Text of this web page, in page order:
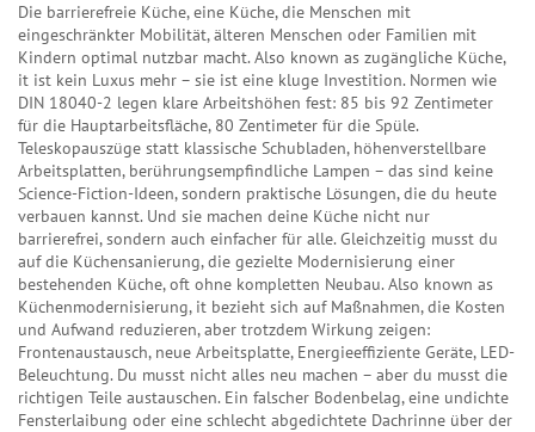
Die barrierefreie Küche,eine Küche, die Menschen mit
eingeschränkter Mobilität, älteren Menschen oder Familien mit
Kindern optimal nutzbar macht. Also known as zugängliche Küche,
it ist kein Luxus mehr – sie ist eine kluge Investition. Normen wie
DIN 18040-2 legen klare Arbeitshöhen fest: 85 bis 92 Zentimeter
für die Hauptarbeitsfläche, 80 Zentimeter für die Spüle.
Teleskopauszüge statt klassische Schubladen, höhenverstellbare
Arbeitsplatten, berührungsempfindliche Lampen – das sind keine
Science-Fiction-Ideen, sondern praktische Lösungen, die du heute
verbauen kannst. Und sie machen deine Küche nicht nur
barrierefrei, sondern auch einfacher für alle. Gleichzeitig musst du
auf die Küchensanierung,die gezielte Modernisierung einer
bestehenden Küche, oft ohne kompletten Neubau. Also known as
Küchenmodernisierung, it bezieht sich auf Maßnahmen, die Kosten
und Aufwand reduzieren, aber trotzdem Wirkung zeigen:
Frontenaustausch, neue Arbeitsplatte, Energieeffiziente Geräte, LED-
Beleuchtung. Du musst nicht alles neu machen – aber du musst die
richtigen Teile austauschen. Ein falscher Bodenbelag, eine undichte
Fensterlaibung oder eine schlecht abgedichtete Dachrinne über der